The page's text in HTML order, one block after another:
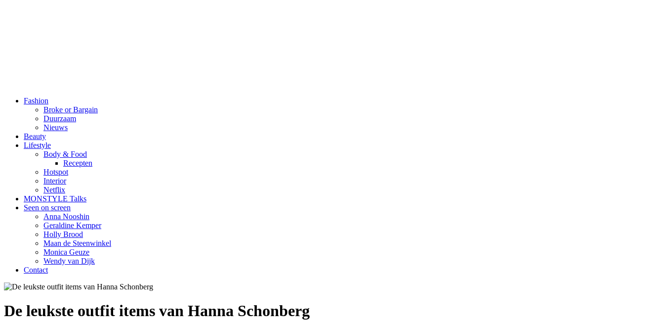
Fashion
Broke or Bargain
Duurzaam
Nieuws
Beauty
Lifestyle
Body & Food
Recepten
Hotspot
Interior
Netflix
MONSTYLE Talks
Seen on screen
Anna Nooshin
Geraldine Kemper
Holly Brood
Maan de Steenwinkel
Monica Geuze
Wendy van Dijk
Contact
De leukste outfit items van Hanna Schonberg